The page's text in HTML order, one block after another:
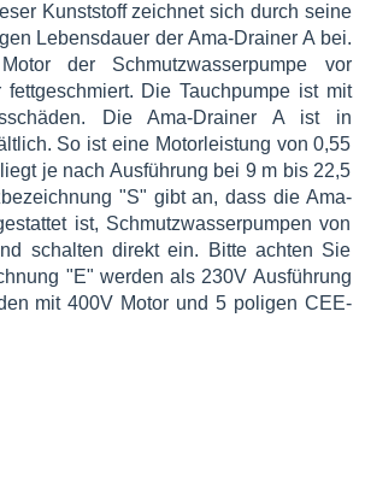
Kunststoff zeichnet sich durch seine
Lebensdauer der Ama-Drainer A bei.
der Schmutzwasserpumpe vor
Die Tauchpumpe ist mit
Die Ama-Drainer A ist in
So ist eine Motorleistung von 0,55
je nach Ausführung bei 9 m bis 22,5
"S" gibt an, dass die Ama-
ist, Schmutzwasserpumpen von
schalten direkt ein. Bitte achten Sie
"E" werden als 230V Ausführung
mit 400V Motor und 5 poligen CEE-